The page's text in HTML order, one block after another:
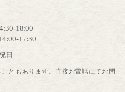
18:00
17:30
日
ともあります。直接お電話にてお問